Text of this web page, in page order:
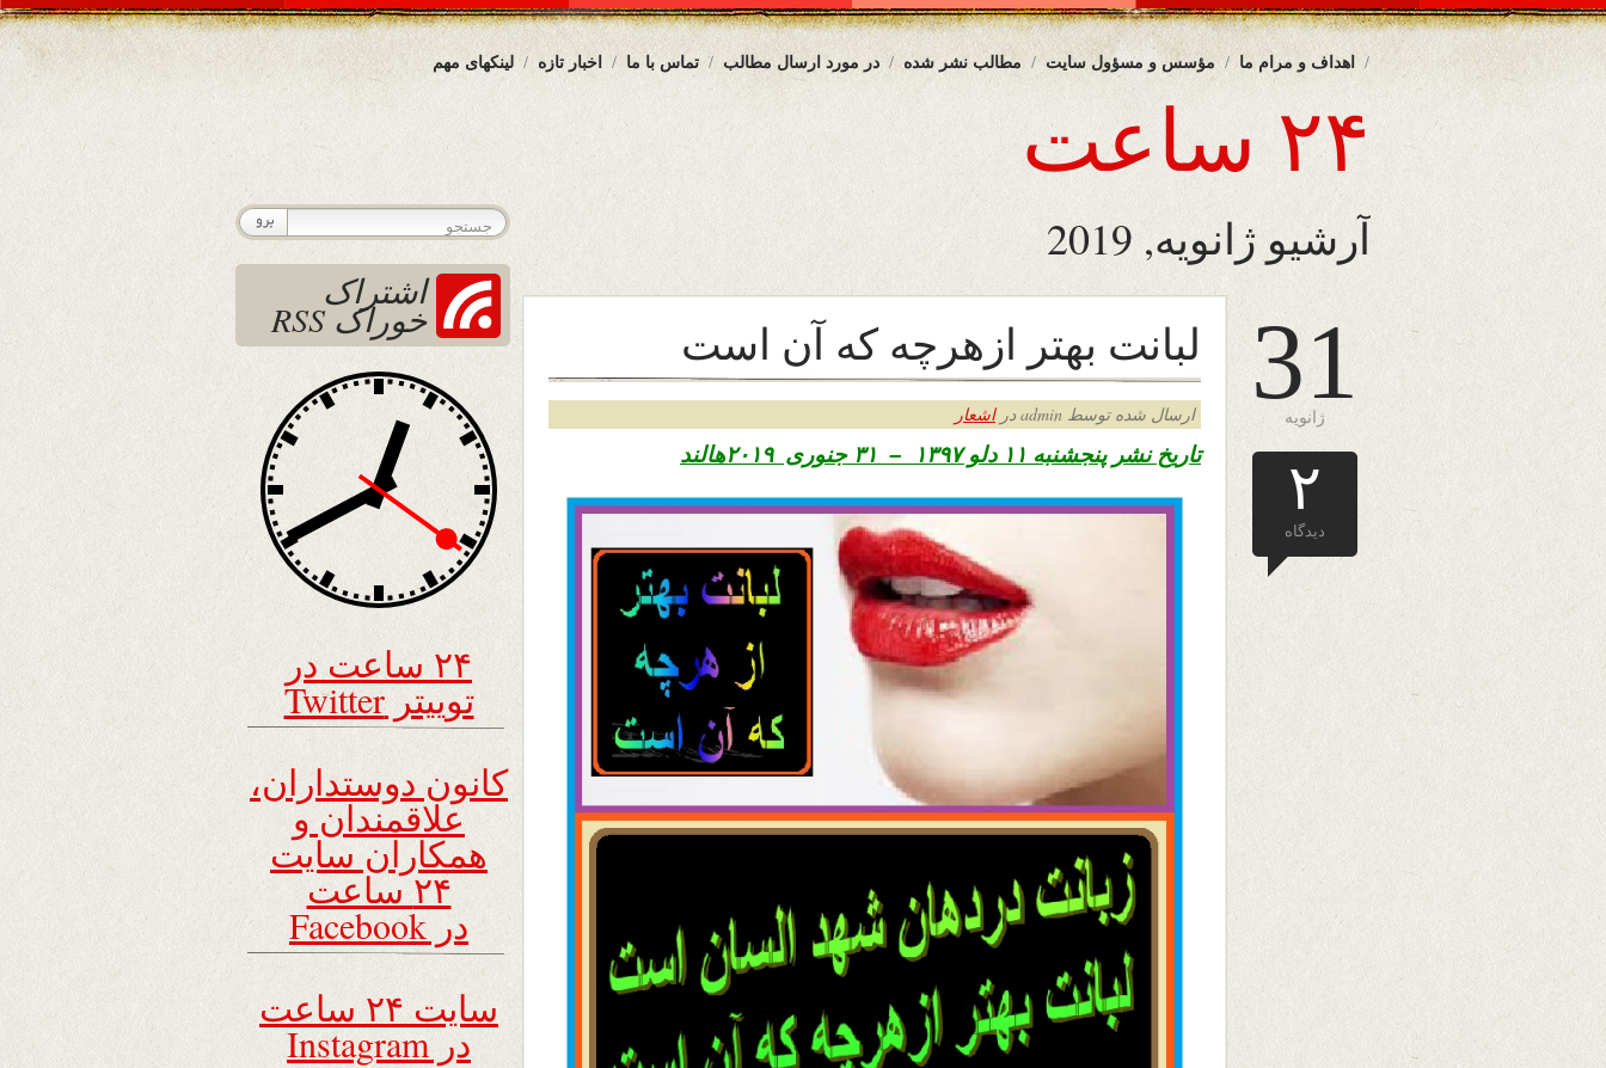
لینکهای مهم اخبار تازه تماس با ما در مورد ارسال مطالب مطالب نشر شده مؤسس و مسؤول سایت اهداف و مرام ما
۲۴ ساعت
آرشیو ژانویه, 2019
31
ژانویه
۲
دیدگاه
لبانت بهتر ازهرچه كه آن است
ارسال شده توسط admin در اشعار
تاریخ نشر پنجشنبه ۱۱ دلو ۱۳۹۷ – ۳۱ جنوری ۲۰۱۹هالند
اشتراک
خوراک RSS
۲۴ ساعت در
توییتر Twitter
کانون دوستداران،
علاقمندان و
همکاران سایت
۲۴ ساعت
در Facebook
سایت ۲۴ ساعت
در Instagram